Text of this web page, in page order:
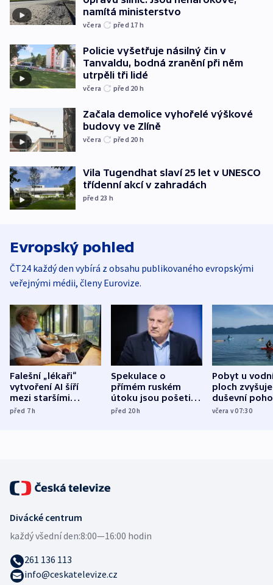
namítá ministerstvo
včera před 17 h
Policie vyšetřuje násilný čin v
Tanvaldu, bodná zranění při něm
utrpěli tři lidé
včera před 20 h
Začala demolice vyhořelé výškové
budovy ve Zlíně
včera před 20 h
Vila Tugendhat slaví 25 let v UNESCO
třídenní akcí v zahradách
před 23 h
Evropský pohled
ČT24 každý den vybírá z obsahu publikovaného evropskými
veřejnými médii, členy Eurovize.
Falešní „lékaři“
vytvoření AI šíří
mezi staršími
Poláky nebezpečné
před 7h
Spekulace o
přímém ruském
útoku jsou pošetilé,
míní estonský
před 20h
Pobyt u
ploch zvyšuje
duševní
ukázala
včera v 07:30
Divácké centrum
každý všední den:8:00—16:00 hodin
261 136 113
info@ceskatelevize.cz